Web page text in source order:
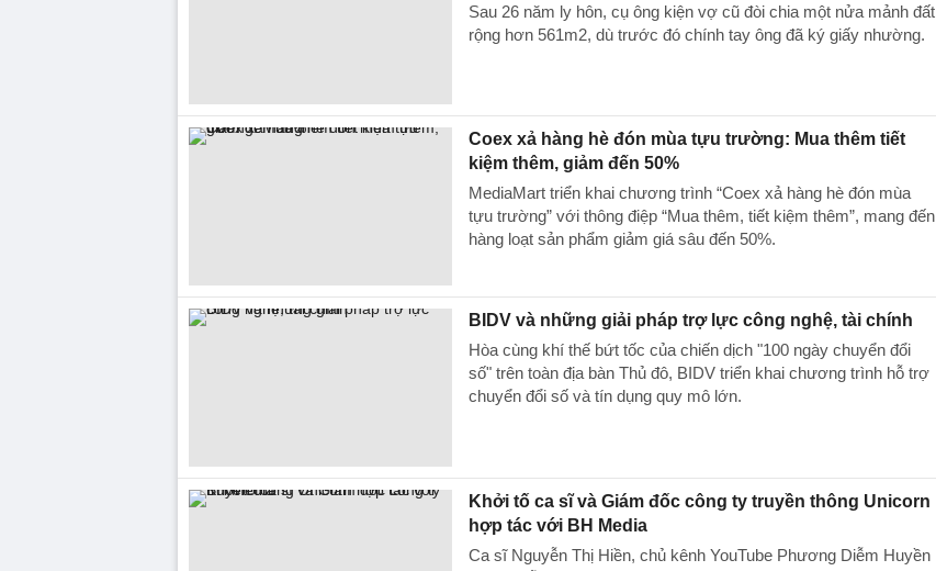
Sau 26 năm ly hôn, cụ ông kiện vợ cũ đòi chia một nửa mảnh đất
rộng hơn 561m2, dù trước đó chính tay ông đã ký giấy nhường.
Coex xả hàng hè đón mùa tựu trường: Mua thêm tiết
kiệm thêm, giảm đến 50%
MediaMart triển khai chương trình “Coex xả hàng hè đón mùa
tựu trường” với thông điệp “Mua thêm, tiết kiệm thêm”, mang đến
hàng loạt sản phẩm giảm giá sâu đến 50%.
BIDV và những giải pháp trợ lực công nghệ, tài chính
Hòa cùng khí thế bứt tốc của chiến dịch "100 ngày chuyển đổi
số" trên toàn địa bàn Thủ đô, BIDV triển khai chương trình hỗ trợ
chuyển đổi số và tín dụng quy mô lớn.
Khởi tố ca sĩ và Giám đốc công ty truyền thông Unicorn
hợp tác với BH Media
Ca sĩ Nguyễn Thị Hiền, chủ kênh YouTube Phương Diễm Huyền